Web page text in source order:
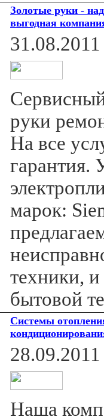
Золотые руки -
выгодная
31.08.2011
руки
На все
гарантия.
марок:
техники,
бытовой
Системы
28.09.2011
Наша